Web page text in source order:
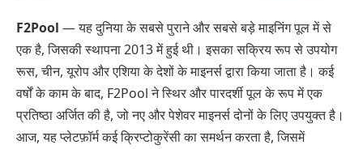
F2Pool — यह दुनिया के सबसे पुराने और सबसे बड़े माइनिंग पूल में से
एक है, जिसकी स्थापना 2013 में हुई थी। इसका सक्रिय रूप से उपयोग
रूस, चीन, यूरोप और एशिया के देशों के माइनर्स द्वारा किया जाता है। कई
वर्षों के काम के बाद, F2Pool ने स्थिर और पारदर्शी पूल के रूप में एक
प्रतिष्ठा अर्जित की है, जो नए और पेशेवर माइनर्स दोनों के लिए उपयुक्त है।
आज, यह प्लेटफ़ॉर्म कई क्रिप्टोकुरेंसी का समर्थन करता है, जिसमें